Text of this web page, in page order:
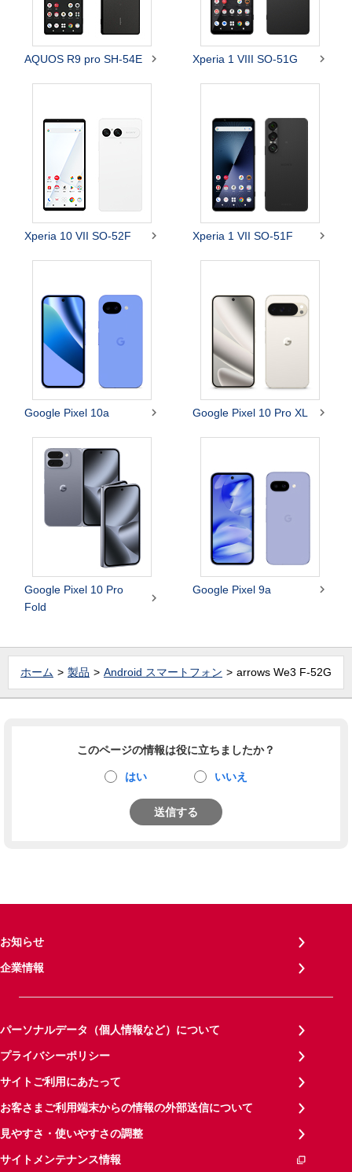
AQUOS R9 pro SH-54E  Xperia 1 VIII SO-51G 
Xperia 10 VII SO-52F  Xperia 1 VII SO-51F 
Google Pixel 10a  Google Pixel 10 Pro XL 
Google Pixel 10 Pro
Fold

Google Pixel 9a 
ホーム 製品 Android スマートフォン arrows We3 F-52G
このページの情報は役に立ちましたか？
はい いいえ
送信する
お知らせ
企業情報
パーソナルデータ（個人情報など）について
プライバシーポリシー
サイトご利用にあたって
お客さまご利用端末からの情報の外部送信について
見やすさ・使いやすさの調整
サイトメンテナンス情報